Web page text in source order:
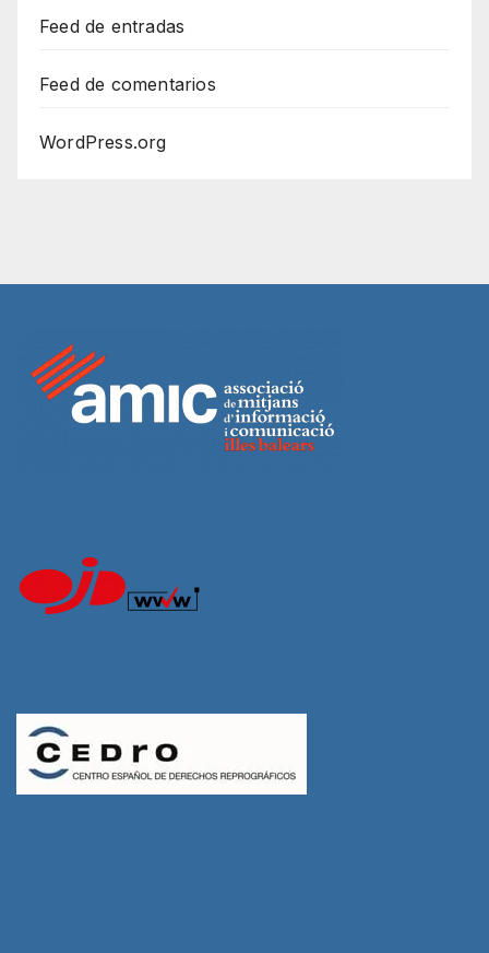
Feed de entradas
Feed de comentarios
WordPress.org